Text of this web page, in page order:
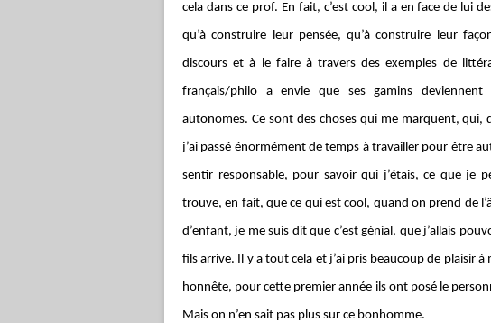
cela dans ce prof. En fait, c’est cool, il a en face de lui
qu’à construire leur pensée, qu’à construire leur
discours et à le faire à travers des exemples de
français/philo a envie que ses gamins deviennent
autonomes. Ce sont des choses qui me marquent, qui,
j’ai passé énormément de temps à travailler pour être
sentir responsable, pour savoir qui j’étais, ce que je
trouve, en fait, que ce qui est cool, quand on prend de
d’enfant, je me suis dit que c’est génial, que j’allais
fils arrive. Il y a tout cela et j’ai pris beaucoup de plaisir
honnête, pour cette premier année ils ont posé le
Mais on n’en sait pas plus sur ce bonhomme.